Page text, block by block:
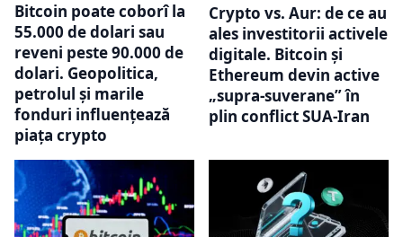
Bitcoin poate coborî la
55.000 de dolari sau
reveni peste 90.000 de
dolari. Geopolitica,
petrolul și marile
fonduri influențează
piața crypto
Crypto vs. Aur: de ce au
ales investitorii activele
digitale. Bitcoin și
Ethereum devin active
„supra-suverane” în
plin conflict SUA-Iran